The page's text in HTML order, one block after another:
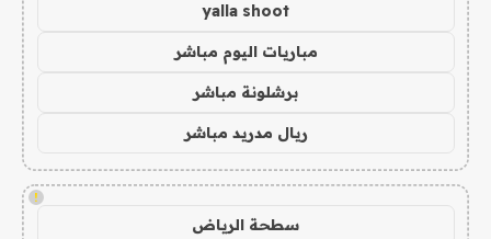
yalla shoot
مباريات اليوم مباشر
برشلونة مباشر
ريال مدريد مباشر
!
سطحة الرياض